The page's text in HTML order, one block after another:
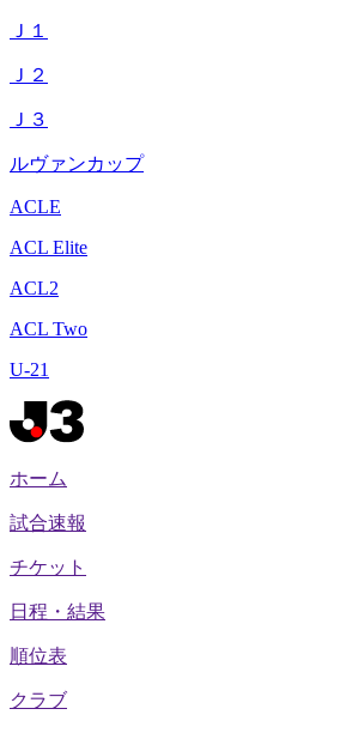
Ｊ１
Ｊ２
Ｊ３
ルヴァンカップ
ACLE
ACL Elite
ACL2
ACL Two
U-21
ホーム
試合速報
チケット
日程・結果
順位表
クラブ